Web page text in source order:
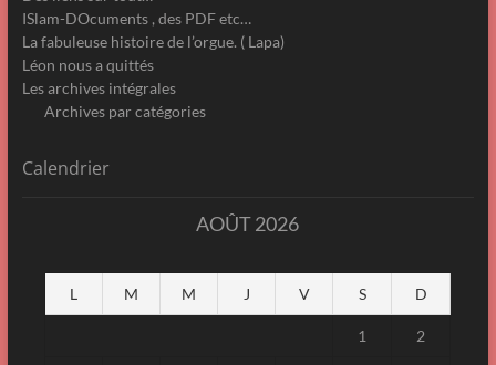
ISlam-DOcuments , des PDF etc…
La fabuleuse histoire de l’orgue. ( Lapa)
Léon nous a quittés
Les archives intégrales
Archives par catégories
Calendrier
AOÛT 2026
L M M J V S D
1 2